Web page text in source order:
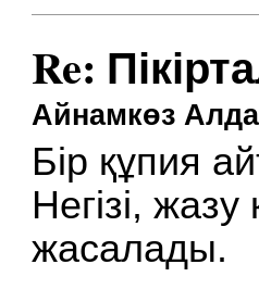
Re:
Айнамкөз
Бір құпия
Негізі,
жасалады.